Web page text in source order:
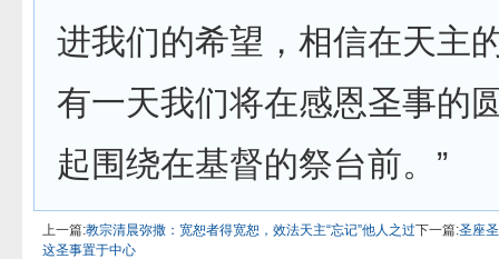
进我们的希望，相信在天主
有一天我们将在感恩圣事的
起围绕在基督的祭台前。”
上一篇:教宗清晨弥撒：宽恕者得宽恕，效法天主“忘记”他人之过下一篇:圣座
这圣事置于中心